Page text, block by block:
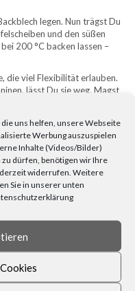
uns helfen, unsere Webseite
Werbung auszuspielen
Inhalte (Videos/Bilder)
dürfen, benötigen wir Ihre
widerrufen. Weitere
Sie in unserer unten
legen. Nun trägst Du
und den süßen
200 °C backen lassen –
die viel Flexibilität erlauben.
lässt Du sie weg. Magst
vorzüglich munden wie bei
.